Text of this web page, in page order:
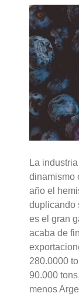
La
dinamismo
año el
duplicando
es el gran
acaba de
280.0000
90.000
menos